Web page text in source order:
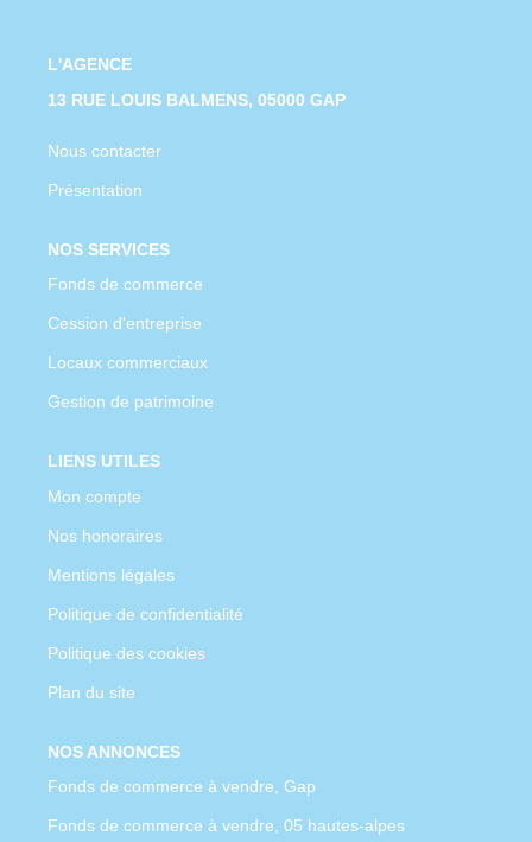
L'AGENCE
13 RUE LOUIS BALMENS, 05000 GAP
Nous contacter
Présentation
NOS SERVICES
Fonds de commerce
Cession d'entreprise
Locaux commerciaux
Gestion de patrimoine
LIENS UTILES
Mon compte
Nos honoraires
Mentions légales
Politique de confidentialité
Politique des cookies
Plan du site
NOS ANNONCES
Fonds de commerce à vendre, Gap
Fonds de commerce à vendre, 05 hautes-alpes